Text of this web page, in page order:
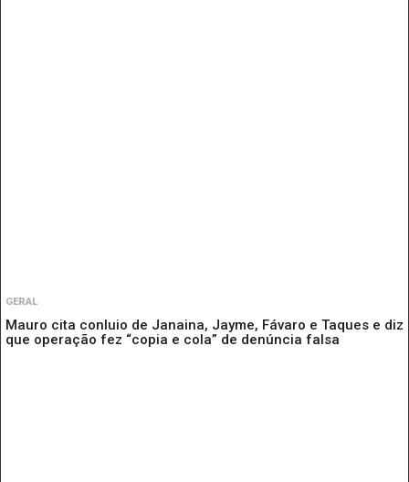
GERAL
Mauro cita conluio de Janaina, Jayme, Fávaro e Taques e diz
que operação fez “copia e cola” de denúncia falsa